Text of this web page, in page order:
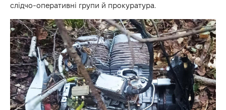
слідчо-оперативні групи й прокуратура.